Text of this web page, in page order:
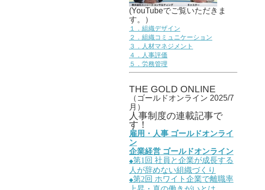
(YouTubeでご覧いただきま
す。）
１．組織デザイン
２．組織コミュニケーション
３．人材マネジメント
４．人事評価
５．労務管理
THE GOLD ONLINE
（ゴールドオンライン 2025/7
月）
人事制度の連載記事で
す！
雇用・人事 ゴールドオンライ
ン
企業経営 ゴールドオンライン
◆第1 回 社員と企業が成長する
人が辞めない組織づくり
◆第2回 ホワイト企業で離職率